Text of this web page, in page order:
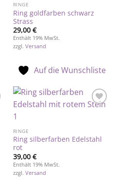
RINGE
Ring goldfarben schwarz
Strass
29,00 €
Enthält 19% MwSt.
zzgl. Versand
Auf die Wunschliste
RINGE
Ring silberfarben Edelstahl
rot
39,00 €
Enthält 19% MwSt.
zzgl. Versand